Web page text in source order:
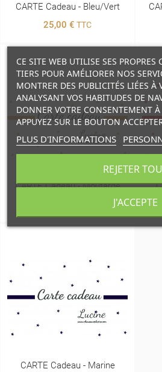
CARTE Cadeau - Bleu/vert
25,00 € TTC
CARTE Cadeau - Moutarde
CARTE Cadeau - Marine
CE SITE WEB UTILISE SES PROPRES
TIERS POUR AMÉLIORER NOS
MONTRER DES PUBLICITÉS LIÉES À
ANALYSANT VOS HABITUDES DE
DONNER VOTRE CONSENTEMENT
APPUYEZ SUR LE BOUTON
PLUS D'INFORMATIONS
REJETER
J'ACCEPTE